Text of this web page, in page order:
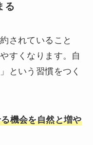
る
されていること
すくなります。自
という習慣をつく
機会を自然と増や